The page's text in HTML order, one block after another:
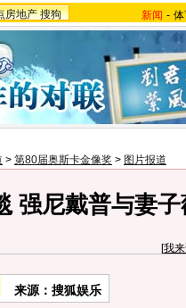
房地产 搜狗 新闻 -
> 第80届奥斯卡金像奖 > 图片报道
强尼戴普与妻
[我
来源：搜狐娱乐